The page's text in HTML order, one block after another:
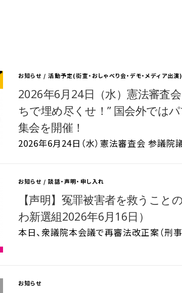
お知らせ/活動予定(街宣・おしゃべり会・デモ・メディア出演)
2026年6月24日（水）憲法審査
ちで埋め尽くせ！” 国会外では
集会を開催！
2026年6月24日（水）憲法審査会 参議
お知らせ/談話・声明・申し入れ
【声明】冤罪被害者を救うこ
わ新選組2026年6月16日）
本日、衆議院本会議で再審法改正案（刑
お知らせ